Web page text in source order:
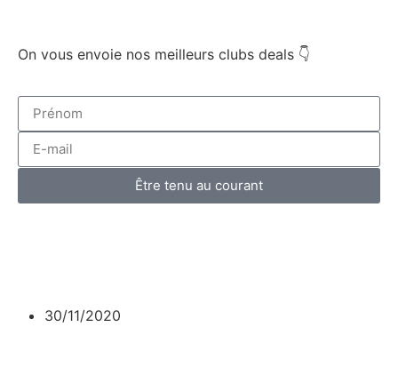
On vous envoie nos meilleurs clubs deals 👇
Être tenu au courant
30/11/2020